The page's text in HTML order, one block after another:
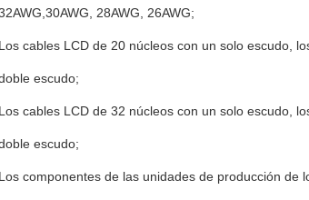
28AWG, 26AWG;
Los cables LCD de 20 núcleos con un solo escudo,
escudo;
Los cables LCD de 32 núcleos con un solo escudo,
escudo;
Los componentes de las unidades de producción de